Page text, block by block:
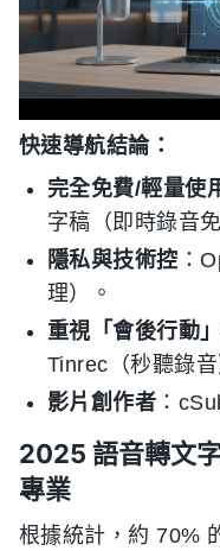
快速導航結論：
完全免費/輕量使
字稿（即時錄音
隱私與技術控 ：
理）。
重視「會後行動
Tinrec（秒聽錄
影片創作者 ：
2025 語音轉文
專業
根據統計，約 70%